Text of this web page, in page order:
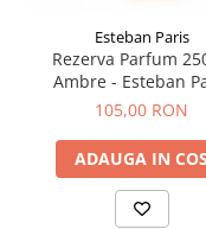
Esteban Paris
Rezerva Parfum
Ambre - Esteban
105,00 RON
ADAUGA IN COS